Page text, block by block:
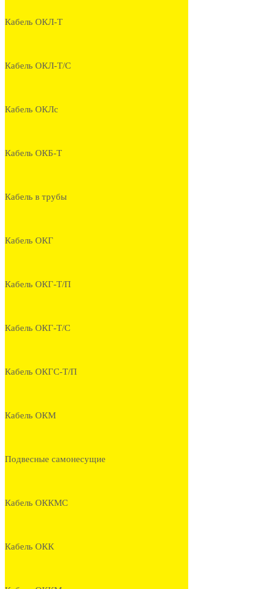
Кабель ОКЛ-Т
Кабель ОКЛ-Т/С
Кабель ОКЛс
Кабель ОКБ-Т
Кабель в трубы
Кабель ОКГ
Кабель ОКГ-Т/П
Кабель ОКГ-Т/С
Кабель ОКГС-Т/П
Кабель ОКМ
Подвесные самонесущие
Кабель ОККМС
Кабель ОКК